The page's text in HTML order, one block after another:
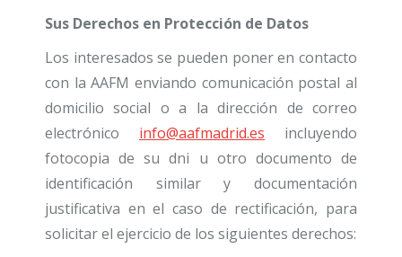
Sus Derechos en Protección de Datos
Los interesados se pueden poner en contacto
con la AAFM enviando comunicación postal al
domicilio social o a la dirección de correo
electrónico info@aafmadrid.es incluyendo
fotocopia de su dni u otro documento de
identificación similar y documentación
justificativa en el caso de rectificación, para
solicitar el ejercicio de los siguientes derechos: